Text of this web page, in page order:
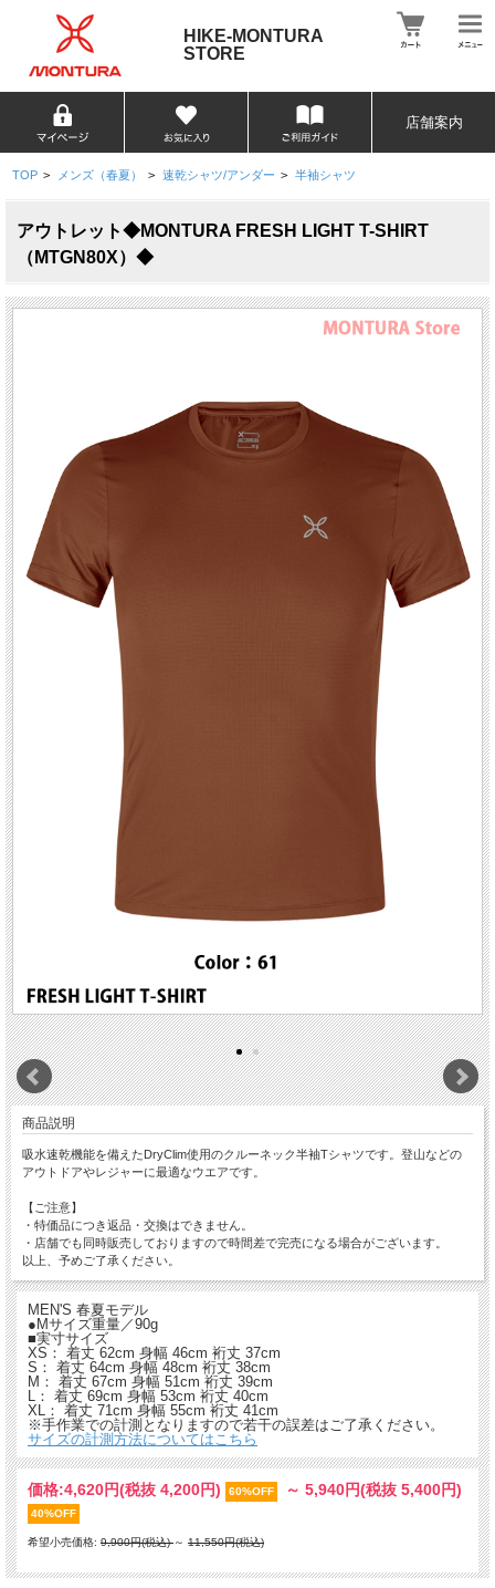
HIKE-MONTURA
STORE
店舗案内
TOP > メンズ（春夏） > 速乾シャツ/アンダー > 半袖シャツ
アウトレット◆MONTURA FRESH LIGHT T-SHIRT
（MTGN80X）◆
商品説明
吸水速乾機能を備えたDryClim使用のクルーネック半袖Tシャツです。登山などの
アウトドアやレジャーに最適なウエアです。
【ご注意】
・特価品につき返品・交換はできません。
・店舗でも同時販売しておりますので時間差で完売になる場合がございます。
以上、予めご了承ください。
MEN'S 春夏モデル
●Mサイズ重量／90g
■実寸サイズ
XS： 着丈 62cm 身幅 46cm 裄丈 37cm
S： 着丈 64cm 身幅 48cm 裄丈 38cm
M： 着丈 67cm 身幅 51cm 裄丈 39cm
L： 着丈 69cm 身幅 53cm 裄丈 40cm
XL： 着丈 71cm 身幅 55cm 裄丈 41cm
※手作業での計測となりますので若干の誤差はご了承ください。
サイズの計測方法についてはこちら
価格:4,620円(税抜 4,200円) 60%OFF ～ 5,940円(税抜 5,400円)
40%OFF
希望小売価格: 9,900円(税込)～ 11,550円(税込)